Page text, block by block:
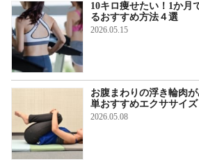
10キロ痩せたい！1か月
るおすすめ方法４選
2026.05.15
お腹まわりの浮き輪肉
単おすすめエクササイズ
2026.05.08